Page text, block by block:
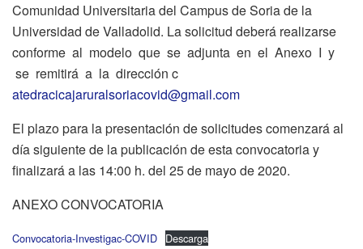
Comunidad Universitaria del Campus de Soria de la
Universidad de Valladolid. La solicitud deberá realizarse
conforme al modelo que se adjunta en el Anexo I y
se remitirá a la dirección c
atedracicajaruralsoriacovid@gmail.com
El plazo para la presentación de solicitudes comenzará al
día siguiente de la publicación de esta convocatoria y
finalizará a las 14:00 h. del 25 de mayo de 2020.
ANEXO CONVOCATORIA
Convocatoria-Investigac-COVID Descarga